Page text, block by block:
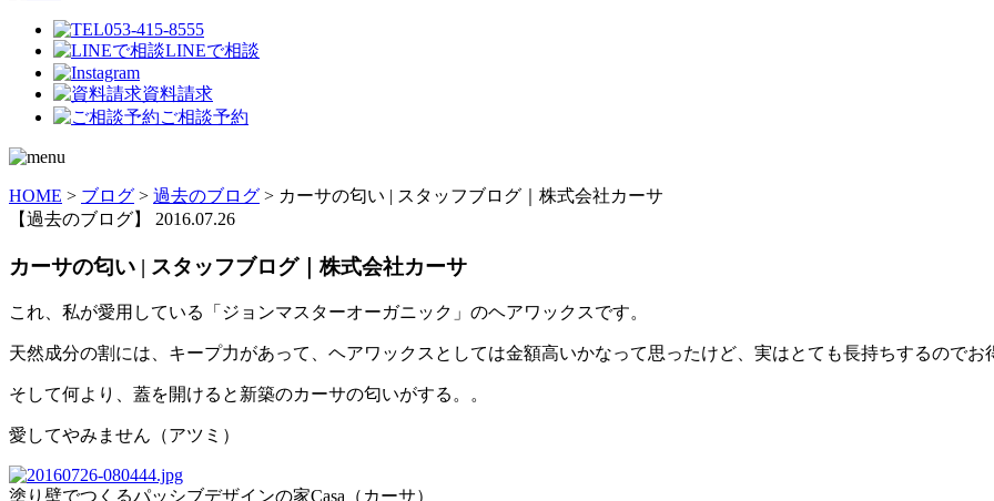
053-415-8555
LINEで相談
資料請求
ご相談予約
HOME > ブログ > 過去のブログ > カーサの匂い | スタッフブログ｜株式会社カーサ
【過去のブログ】 2016.07.26
カーサの匂い | スタッフブログ｜株式会社カーサ
これ、私が愛用している「ジョンマスターオーガニック」のヘアワックスです。
天然成分の割には、キープ力があって、ヘアワックスとしては金額高いかなって思ったけど、実はとても長持ちするのでお
そして何より、蓋を開けると新築のカーサの匂いがする。。
愛してやみません（アツミ）
塗り壁でつくるパッシブデザインの家Casa（カーサ）